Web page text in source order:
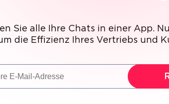
Sie alle Ihre Chats in einer App.
die Effizienz Ihres Vertriebs und